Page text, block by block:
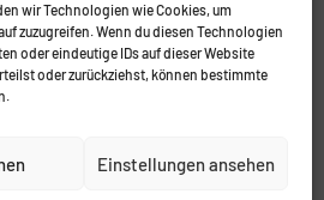
wir Technologien wie Cookies, um
zuzugreifen. Wenn du diesen Technologien
oder eindeutige IDs auf dieser Website
oder zurückziehst, können bestimmte
Einstellungen ansehen